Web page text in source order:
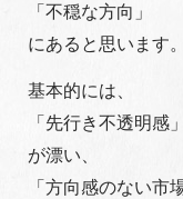
「不穏な方向」
にあると思います。
基本的には、
「先行き不透明感」
が漂い、
「方向感のない市